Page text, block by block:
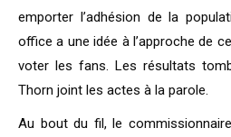
emporter l’adhésion de la
office a une idée à l’approche de
voter les fans. Les résultats
Thorn joint les actes à la parole.
Au bout du fil, le